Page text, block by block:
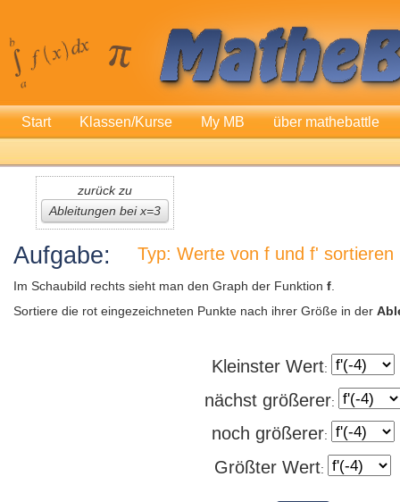
Start Klassen/Kurse My MB über mathebattle
zurück zu
Ableitungen bei x=3
Aufgabe: Typ: Werte von f und f' sortieren
Im Schaubild rechts sieht man den Graph der Funktion f.
Sortiere die rot eingezeichneten Punkte nach ihrer Größe in der
Kleinster Wert:
nächst größerer:
noch größerer:
Größter Wert: